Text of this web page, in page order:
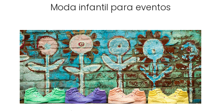
Moda infantil para eventos